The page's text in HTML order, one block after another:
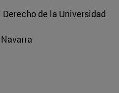
de la Universidad